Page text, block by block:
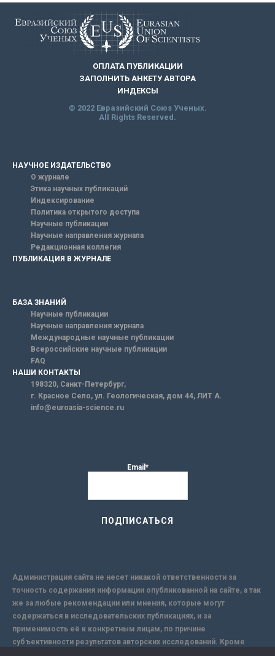
ОПЛАТА ПУБЛИКАЦИИ
ЗАПОЛНИТЬ АНКЕТУ АВТОРА
ИНДЕКСЫ
© 2022 Евразийский Союз Ученых.
All Rights Reserved.
НАУЧНОЕ ИЗДАТЕЛЬСТВО
О журнале
Этика научных публикаций
Индексирование
Политика открытого доступа
Научные публикации
Научные направления журнала
Редакционная коллегия
ПУБЛИКАЦИЯ В ЖУРНАЛЕ
БАЗА ЗНАНИЙ
Научные публикации
Научные направления журнала
Международные научные публикации
Всероссийские научные публикации
FAQ
НАШИ КОНТАКТЫ
198320, Санкт-Петербург,
г. Красное Село, ул. Геологическая, дом 44, ЛИТ А.
info@euroasia-science.ru
Email*
Администрация сайта не несет никакой ответственности за
точность содержания информации опубликованной на сайте, а так
же за любые рекомендации или мнения, которые могут
содержаться в исследовательских публикациях, и за
применимость её к конкретным лицам, по причине
субъективности результатов авторских исследований. Кроме